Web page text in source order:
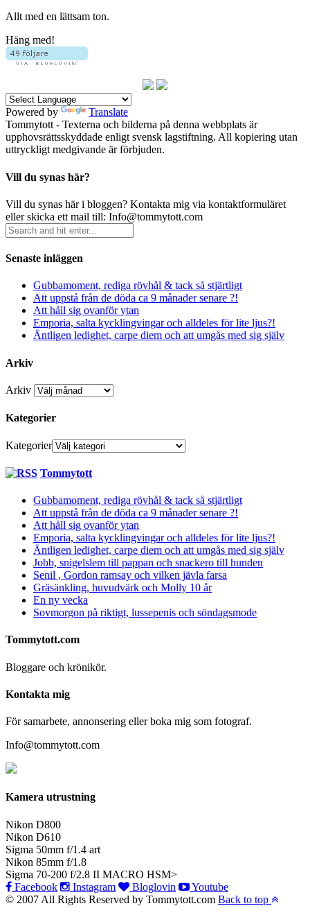
Allt med en lättsam ton.
Häng med!
Powered by
Translate
Tommytott - Texterna och bilderna på denna webbplats är
upphovsrättsskyddade enligt svensk lagstiftning. All kopiering utan
uttryckligt medgivande är förbjuden.
Vill du synas här?
Vill du synas här i bloggen? Kontakta mig via kontaktformuläret
eller skicka ett mail till: Info@tommytott.com
Senaste inläggen
Gubbamoment, rediga rövhål & tack så stjärtligt
Att uppstå från de döda ca 9 månader senare ?!
Att håll sig ovanför ytan
Emporia, salta kycklingvingar och alldeles för lite ljus?!
Äntligen ledighet, carpe diem och att umgås med sig själv
Arkiv
Arkiv
Kategorier
Kategorier
Tommytott
Gubbamoment, rediga rövhål & tack så stjärtligt
Att uppstå från de döda ca 9 månader senare ?!
Att håll sig ovanför ytan
Emporia, salta kycklingvingar och alldeles för lite ljus?!
Äntligen ledighet, carpe diem och att umgås med sig själv
Jobb, snigelslem till pappan och snackero till hunden
Senil , Gordon ramsay och vilken jävla farsa
Gräsänkling, huvudvärk och Molly 10 år
En ny vecka
Sovmorgon på riktigt, lussepenis och söndagsmode
Tommytott.com
Bloggare och krönikör.
Kontakta mig
För samarbete, annonsering eller boka mig som fotograf.
Info@tommytott.com
Kamera utrustning
Nikon D800
Nikon D610
Sigma 50mm f/1.4 art
Nikon 85mm f/1.8
Sigma 70-200 f/2.8 II MACRO HSM>
Facebook
Instagram Bloglovin
Youtube
© 2007 All Rights Reserved by Tommytott.com Back to top